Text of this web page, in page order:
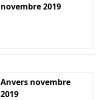
novembre 2019
Anvers novembre
2019